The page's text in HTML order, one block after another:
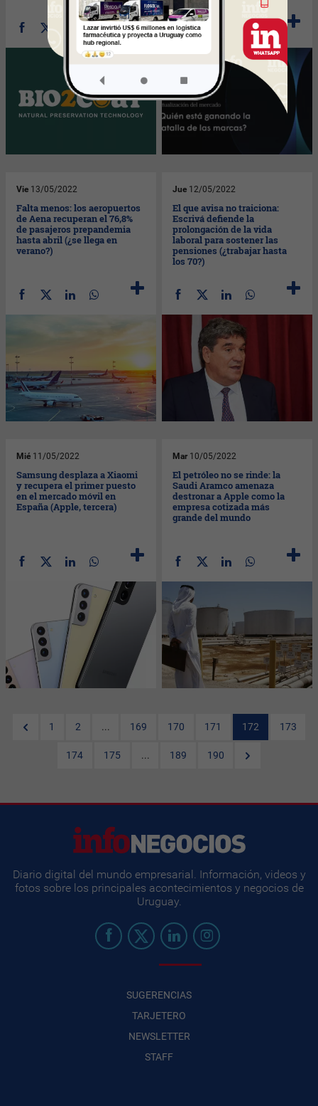
Vie 13/05/2022
Falta menos: los aeropuertos
de Aena recuperan el 76,8%
de pasajeros prepandemia
hasta abril (¿se llega en
verano?)
Jue 12/05/2022
El que avisa no traiciona:
Escrivá defiende la
prolongación de la vida
laboral para sostener las
pensiones (¿trabajar hasta
los 70?)
Mié 11/05/2022
Samsung desplaza a Xiaomi
y recupera el primer puesto
en el mercado móvil en
España (Apple, tercera)
Mar 10/05/2022
El petróleo no se rinde: la
Saudi Aramco amenaza
destronar a Apple como la
empresa cotizada más
grande del mundo
1 2 ... 169 170 171 172 173
174 175 ... 189 190
Diario digital del mundo empresarial. Información, videos y
fotos sobre los principales acontecimientos y negocios de
Uruguay.
SUGERENCIAS
TARJETERO
NEWSLETTER
STAFF